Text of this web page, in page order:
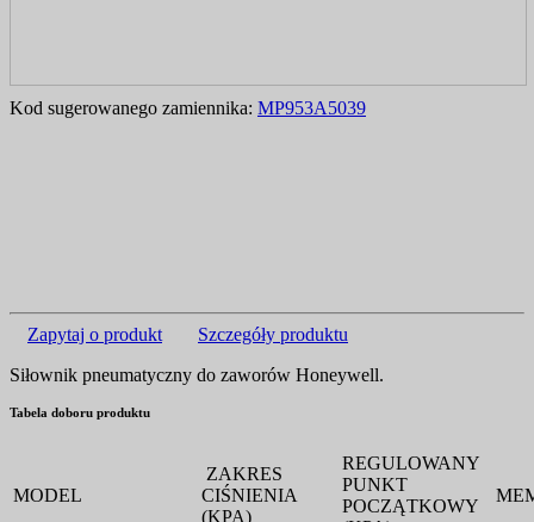
Kod sugerowanego zamiennika: MP953A5039
Zapytaj o produkt
Szczegóły produktu
Siłownik pneumatyczny do zaworów Honeywell.
Tabela doboru produktu
MODEL
ZAKRES
CIŚNIENIA
(KPA)
REGULOWANY
PUNKT
POCZĄTKOWY